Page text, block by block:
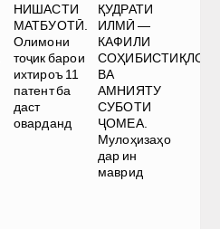
НИШАСТИ
МАТБУОТӢ.
Олимони
тоҷик барои
ихтироъ 11
патент ба
даст
оварданд
ҚУДРАТИ
ИЛМӢ —
КАФИЛИ
ВА
АМНИЯТУ
СУБОТИ
ҶОМЕА.
Мулоҳизаҳо
дар ин
маврид